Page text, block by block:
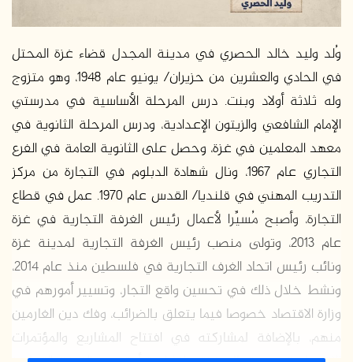
وُلد وليد خالد الحصري في مدينة المجدل قضاء غزة المحتل
في الحادي والعشرين من حزيران/ يونيو عام 1948، وهو متزوج
وله ثلاثة أولاد وبنت. درس المرحلة الأساسية في مدرستي
الإمام الشافعي والزيتون الإعدادية، ودرس المرحلة الثانوية في
معهد المعلمين في غزة، وحصل على الثانوية العامة في الفرع
التجاري عام 1967، ونال شهادة الدبلوم في التجارة من مركز
التدريب المهني في قلنديا/ القدس عام 1970. عمل في قطاع
التجارة، وأصبح مُسيِّرا لأعمال رئيس الغرفة التجارية في غزة
عام 2013، وتولى منصب رئيس الغرفة التجارية لمدينة غزة
ونائب رئيس اتحاد الغرف التجارية في فلسطين منذ عام 2014،
ونشط خلال ذلك في تحسين واقع التجار، وتسيير أمورهم في
وزارة الاقتصاد خصوصا فيما يتعلق بالضرائب، وفك دين الغارمين
منهم، بالإضافة لمشاركته في افتتاح المشاريع والمؤتمرات